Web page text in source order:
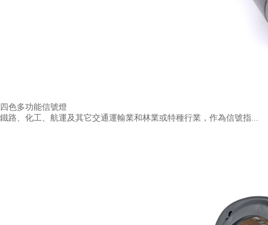
四色多功能信號燈
鐵路、化工、航運及其它交通運輸業和林業或特種行業，作為信號指...